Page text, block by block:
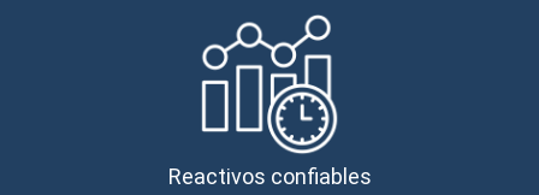
Reactivos confiables